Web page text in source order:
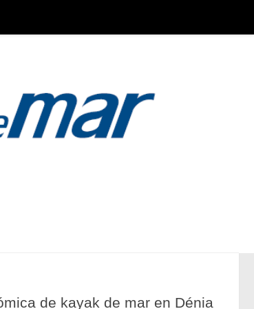
de kayak de mar en Dénia